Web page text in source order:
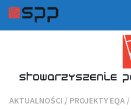
AKTUALNOŚCI / PROJEKTY EQA /